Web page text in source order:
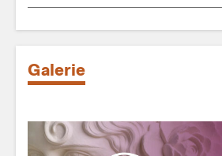
Galerie